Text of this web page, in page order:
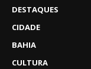
DESTAQUES
CIDADE
BAHIA
CULTURA